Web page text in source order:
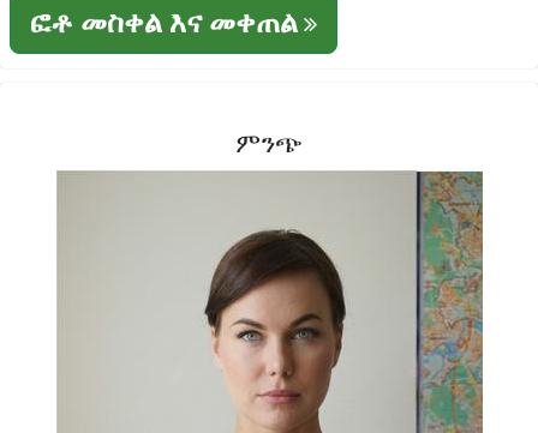
ፎቶ መስቀል እና መቀጠል
ምንጭ